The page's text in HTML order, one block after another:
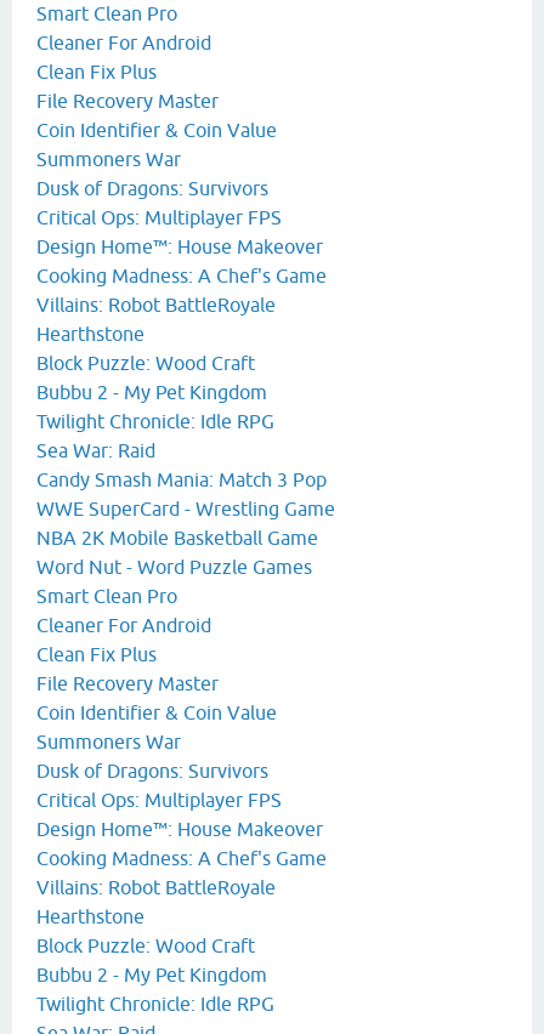
Smart Clean Pro
Cleaner For Android
Clean Fix Plus
File Recovery Master
Coin Identifier & Coin Value
Summoners War
Dusk of Dragons: Survivors
Critical Ops: Multiplayer FPS
Design Home™: House Makeover
Cooking Madness: A Chef's Game
Villains: Robot BattleRoyale
Hearthstone
Block Puzzle: Wood Craft
Bubbu 2 - My Pet Kingdom
Twilight Chronicle: Idle RPG
Sea War: Raid
Candy Smash Mania: Match 3 Pop
WWE SuperCard - Wrestling Game
NBA 2K Mobile Basketball Game
Word Nut - Word Puzzle Games
Smart Clean Pro
Cleaner For Android
Clean Fix Plus
File Recovery Master
Coin Identifier & Coin Value
Summoners War
Dusk of Dragons: Survivors
Critical Ops: Multiplayer FPS
Design Home™: House Makeover
Cooking Madness: A Chef's Game
Villains: Robot BattleRoyale
Hearthstone
Block Puzzle: Wood Craft
Bubbu 2 - My Pet Kingdom
Twilight Chronicle: Idle RPG